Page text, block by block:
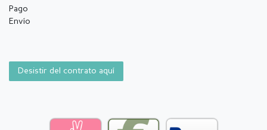
Pago
Envío
Desistir del contrato aquí